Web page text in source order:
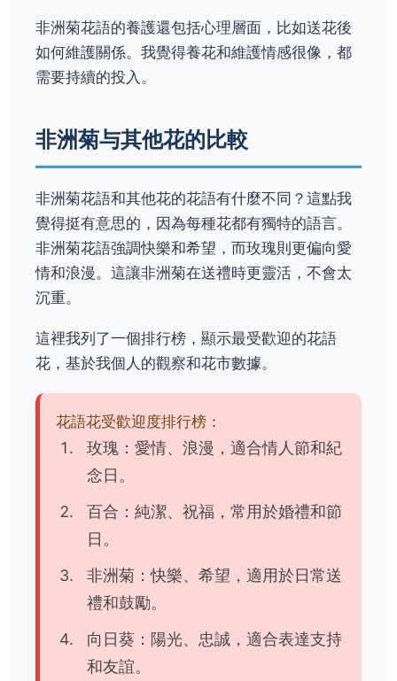
非洲菊花語的養護還包括心理層面，比如送花後
如何維護關係。我覺得養花和維護情感很像，都
需要持續的投入。
非洲菊与其他花的比較
非洲菊花語和其他花的花語有什麼不同？這點我
覺得挺有意思的，因為每種花都有獨特的語言。
非洲菊花語強調快樂和希望，而玫瑰則更偏向愛
情和浪漫。這讓非洲菊在送禮時更靈活，不會太
沉重。
這裡我列了一個排行榜，顯示最受歡迎的花語
花，基於我個人的觀察和花市數據。
花語花受歡迎度排行榜：
玫瑰：愛情、浪漫，適合情人節和紀
念日。
百合：純潔、祝福，常用於婚禮和節
日。
非洲菊：快樂、希望，適用於日常送
禮和鼓勵。
向日葵：陽光、忠誠，適合表達支持
和友誼。